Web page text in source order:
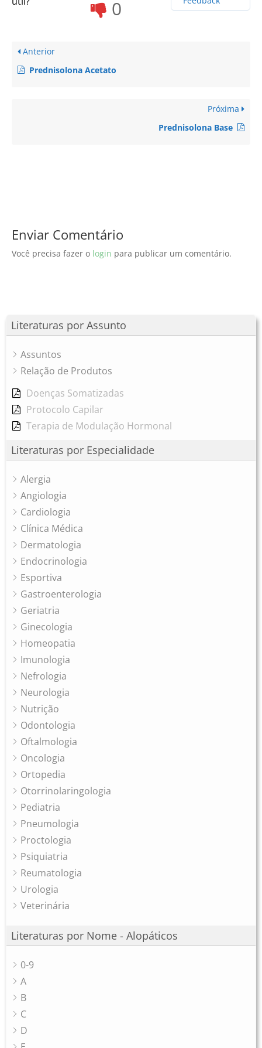
Literaturas por Assunto
Assuntos
Relação de Produtos
Doenças Somatizadas
Protocolo Capilar
Terapia de Modulação Hormonal
Literaturas por Especialidade
Alergia
Angiologia
Cardiologia
Clínica Médica
Dermatologia
Endocrinologia
Esportiva
Gastroenterologia
Geriatria
Ginecologia
Homeopatia
Imunologia
Nefrologia
Neurologia
Nutrição
Odontologia
Oftalmologia
Oncologia
Ortopedia
Otorrinolaringologia
Pediatria
Pneumologia
Proctologia
Psiquiatria
Reumatologia
Urologia
Veterinária
Literaturas por Nome - Alopáticos
0-9
A
B
C
D
0
Anterior
Prednisolona Acetato
Próxima
Prednisolona Base
Enviar Comentário
Você precisa fazer o login para publicar um comentário.